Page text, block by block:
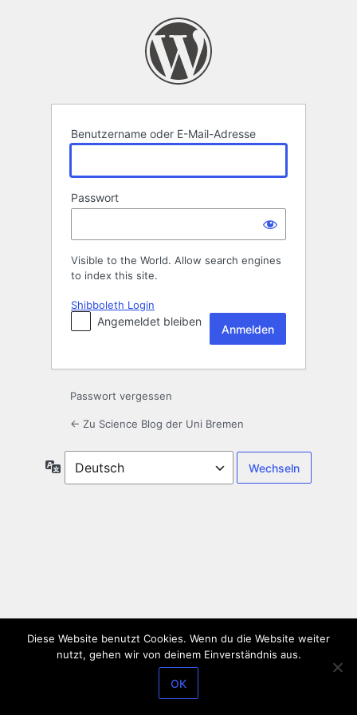
Benutzername oder E-Mail-Adresse
Passwort
Visible to the World. Allow search engines
to index this site.
Shibboleth Login
Angemeldet bleiben
Passwort vergessen
← Zu Science Blog der Uni Bremen
Sprache
Diese Website benutzt Cookies. Wenn du die Website weiter
nutzt, gehen wir von deinem Einverständnis aus.
OK